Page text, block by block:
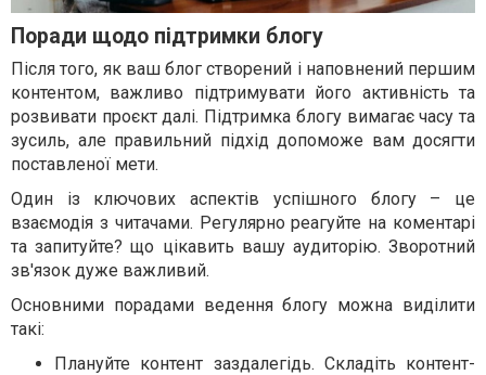
Поради щодо підтримки блогу
Після того, як ваш блог створений і наповнений першим
контентом, важливо підтримувати його активність та
розвивати проєкт далі. Підтримка блогу вимагає часу та
зусиль, але правильний підхід допоможе вам досягти
поставленої мети.
Один із ключових аспектів успішного блогу – це
взаємодія з читачами. Регулярно реагуйте на коментарі
та запитуйте? що цікавить вашу аудиторію. Зворотний
зв'язок дуже важливий.
Основними порадами ведення блогу можна виділити
такі:
Плануйте контент заздалегідь. Складіть контент-